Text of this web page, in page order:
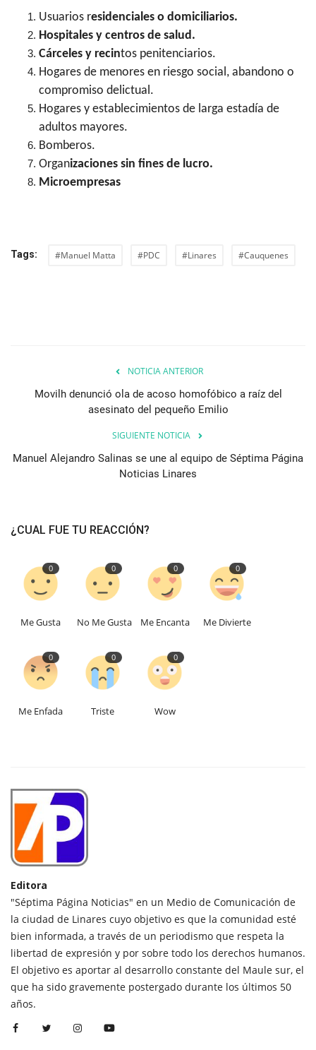
Usuarios residenciales o domiciliarios.
Hospitales y centros de salud.
Cárceles y recintos penitenciarios.
Hogares de menores en riesgo social, abandono o
compromiso delictual.
Hogares y establecimientos de larga estadía de
adultos mayores.
Bomberos.
Organizaciones sin fines de lucro.
Microempresas
Tags: #Manuel Matta #PDC #Linares #Cauquenes
NOTICIA ANTERIOR
Movilh denunció ola de acoso homofóbico a raíz del
asesinato del pequeño Emilio
SIGUIENTE NOTICIA
Manuel Alejandro Salinas se une al equipo de Séptima Página
Noticias Linares
¿CUAL FUE TU REACCIÓN?
0
Me Gusta
0
No Me Gusta
0
Me Encanta
0
Me Divierte
0
Me Enfada
0
Triste
0
Wow
Editora
"Séptima Página Noticias" en un Medio de Comunicación de
la ciudad de Linares cuyo objetivo es que la comunidad esté
bien informada, a través de un periodismo que respeta la
libertad de expresión y por sobre todo los derechos humanos.
El objetivo es aportar al desarrollo constante del Maule sur, el
que ha sido gravemente postergado durante los últimos 50
años.